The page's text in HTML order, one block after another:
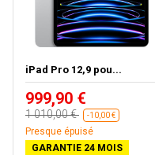
iPad Pro 12,9 pou...
999,90 €
1 010,00 € -10,00 €
Presque épuisé
GARANTIE 24 MOIS